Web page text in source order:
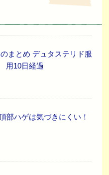
まとめ デュタステリド服
用10日経過
部ハゲは気づきにくい！